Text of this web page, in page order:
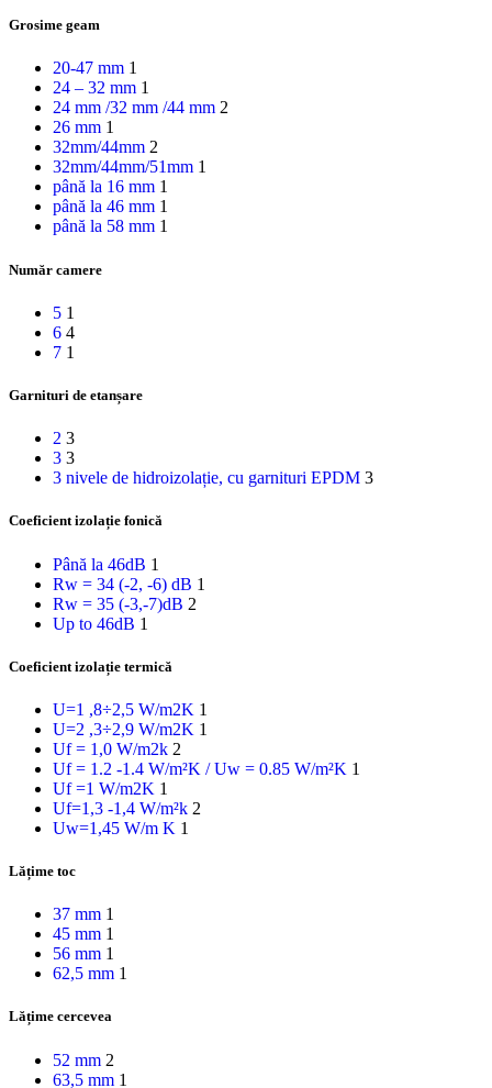
Grosime geam
20-47 mm 1
24 – 32 mm 1
24 mm /32 mm /44 mm 2
26 mm 1
32mm/44mm 2
32mm/44mm/51mm 1
până la 16 mm 1
până la 46 mm 1
până la 58 mm 1
Număr camere
5 1
6 4
7 1
Garnituri de etanșare
2 3
3 3
3 nivele de hidroizolație, cu garnituri EPDM 3
Coeficient izolație fonică
Până la 46dB 1
Rw = 34 (-2, -6) dB 1
Rw = 35 (-3,-7)dB 2
Up to 46dB 1
Coeficient izolație termică
U=1 ,8÷2,5 W/m2K 1
U=2 ,3÷2,9 W/m2K 1
Uf = 1,0 W/m2k 2
Uf = 1.2 -1.4 W/m²K / Uw = 0.85 W/m²K 1
Uf =1 W/m2K 1
Uf=1,3 -1,4 W/m²k 2
Uw=1,45 W/m K 1
Lățime toc
37 mm 1
45 mm 1
56 mm 1
62,5 mm 1
Lățime cercevea
52 mm 2
63,5 mm 1